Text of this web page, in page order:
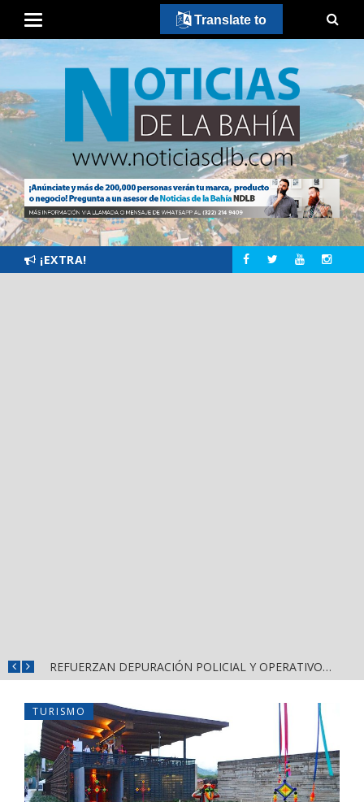
¡EXTRA!
REFUERZAN DEPURACIÓN POLICIAL Y OPERATIVOS EN FRONTERAS DE NAYARIT
TURISMO
Translate to